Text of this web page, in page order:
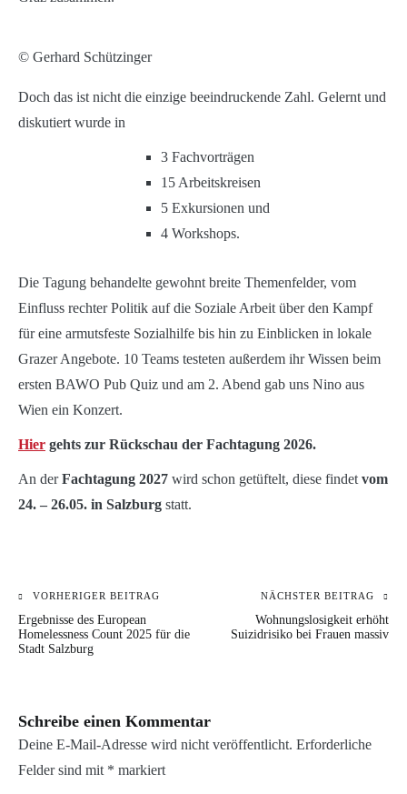
© Gerhard Schützinger
Doch das ist nicht die einzige beeindruckende Zahl. Gelernt und
diskutiert wurde in
3 Fachvorträgen
15 Arbeitskreisen
5 Exkursionen und
4 Workshops.
Die Tagung behandelte gewohnt breite Themenfelder, vom
Einfluss rechter Politik auf die Soziale Arbeit über den Kampf
für eine armutsfeste Sozialhilfe bis hin zu Einblicken in lokale
Grazer Angebote. 10 Teams testeten außerdem ihr Wissen beim
ersten BAWO Pub Quiz und am 2. Abend gab uns Nino aus
Wien ein Konzert.
Hier gehts zur Rückschau der Fachtagung 2026.
An derFachtagung 2027 wird schon getüftelt, diese findet vom
24. – 26.05. in Salzburg statt.
KATEGORIE:
BLOG
Beitragsnavigation
VORHERIGER BEITRAG
Ergebnisse des European
Homelessness Count 2025 für die
Stadt Salzburg
NÄCHSTER BEITRAG
Wohnungslosigkeit erhöht
Suizidrisiko bei Frauen massiv
Schreibe einen Kommentar
Deine E-Mail-Adresse wird nicht veröffentlicht. Erforderliche
Felder sind mit * markiert